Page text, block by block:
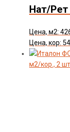
Нат/
Цена, м2:
Цена, кор: